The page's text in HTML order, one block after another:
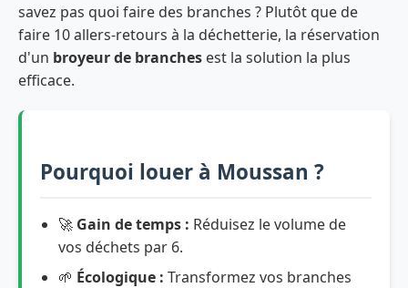
savez pas quoi faire des branches ? Plutôt que de
faire 10 allers-retours à la déchetterie, la réservation
d'un broyeur de branches est la solution la plus
efficace.
Pourquoi louer à Moussan ?
🚀 Gain de temps : Réduisez le volume de
vos déchets par 6.
🌱 Écologique : Transformez vos branches